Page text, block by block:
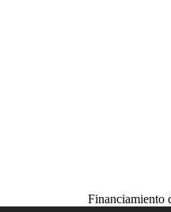
Financiamiento